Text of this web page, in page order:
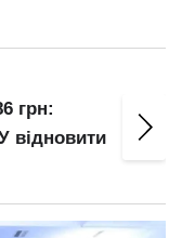
суд виніс